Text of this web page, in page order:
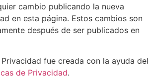
cambio publicando la nueva
en esta página. Estos cambios son
después de ser publicados en
fue creada con la ayuda del
de Privacidad.